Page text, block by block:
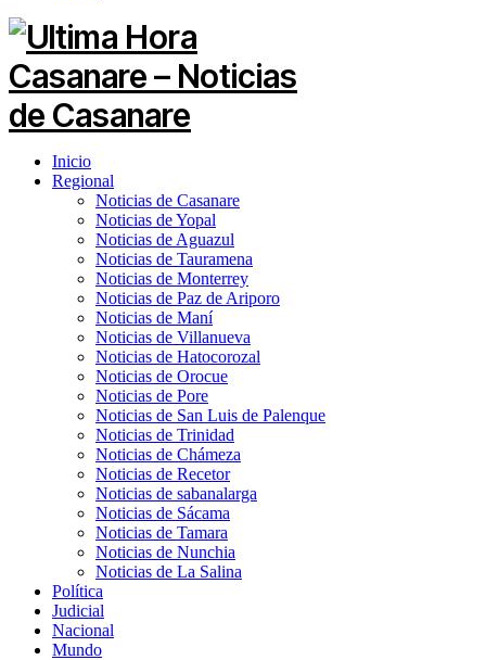
Inicio
Regional
Noticias de Casanare
Noticias de Yopal
Noticias de Aguazul
Noticias de Tauramena
Noticias de Monterrey
Noticias de Paz de Ariporo
Noticias de Maní
Noticias de Villanueva
Noticias de Hatocorozal
Noticias de Orocue
Noticias de Pore
Noticias de San Luis de Palenque
Noticias de Trinidad
Noticias de Chámeza
Noticias de Recetor
Noticias de sabanalarga
Noticias de Sácama
Noticias de Tamara
Noticias de Nunchia
Noticias de La Salina
Política
Judicial
Nacional
Mundo